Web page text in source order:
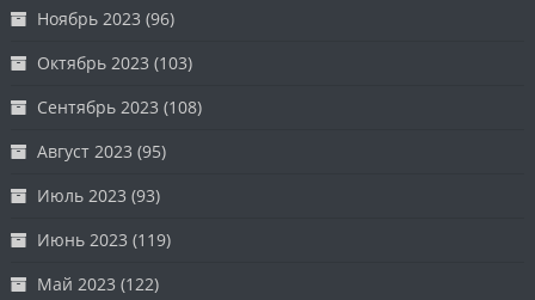
Ноябрь 2023 (96)
Октябрь 2023 (103)
Сентябрь 2023 (108)
Август 2023 (95)
Июль 2023 (93)
Июнь 2023 (119)
Май 2023 (122)